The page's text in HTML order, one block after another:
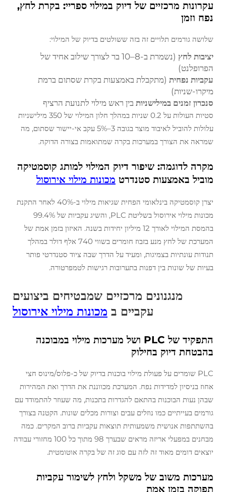
עקרונות מרכזיים של דיוק במילוי ספריי: בקרת לחץ,
נפח וזמן
שלושה גורמים תלויים זה בזה ששולטים בדיוק של המילוי:
יציבות לחץ
(נשמרת ב-8–10 בר לצורך שילוב אחיד של
הפרופלנט)
עקביות נפחית (מתקבלת באמצעות בקרת שסתום ברמת
מיקרו-שניות)
סנכרון זמנים במילישניות בין ראש מילוי לתנועת הרציף
סטיות העולות על 0.2 שניות במהלך חלון המילוי של 350 מילישניות
עלולות להוביל לאיבוד מוצר בגובה 3–5% עקב אי-יישור שסתום, מה
שמראה את הצורך במערכות בקרה שמתואמות בצורה הדוקה.
מקרה לדוגמה: שיפור דיוק המילוי למותג קוסמטיקה
מוביל באמצעות סטנדרט מכונות מילוי אירוסול
יצרן קוסמטיקה בינלאומי הפחית שגיאות מילוי ב-40% לאחר התקנת
מכונות מילוי אירוסול בשליטת PLC, והשיג עקביות של 99.4%
בהמסת המילוי לאורך 12 מיליון יחידות בשנה. האיזון בזמן אמת של
המערכת של לחץ מנע בזבוז חומרים בשווי 740 אלף דולר במהלך
תנודות עונתיות בצמיגות, ומעיד על הדרך שבה ציוד סטנדרטי פותר
בעיות של שונות בין דפנות בתערובות רגישות לטמפרטורה.
מנגנונים מרכזיים שמבטיחים ביצועים
עקביים ב מכונות מילוי אירוסול
התפקיד של PLC ושל מערכות מילוי במבוכנה
בהבטחת דיוק בחילוק
PLC שומרים על פעולת מילוי בוכנות בדיוק של כ-פלוס/מינוס חצי
אחוז בניסיון למדידות נפח. המערכת מכווננת את הדרך ואת המהירות
שבהן נעות הבוכנות בהתאם להגדרות בתכנות, מה שעוזר להתמודד עם
גורמים בעייתיים כמו נוזלים עבים וצורות מכלים שונות. הקטנה בצורך
בהשתתפות אנושית משמעותית תוצאות עקביות ברוב המקרים. כמה
מבחנים במפעלי אריזה מראים שבערך 98 מתוך כל 100 מחזורי עבודה
יוצאים דומים מאוד זה לזה עם סוג זה של בקרה אוטומטית.
מערכות משוב של משקל ולחץ לשימור עקביות
תפוקה בזמן אמת